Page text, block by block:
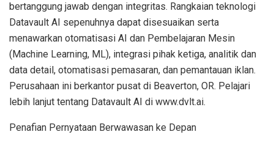
bertanggung jawab dengan integritas. Rangkaian teknologi
Datavault AI sepenuhnya dapat disesuaikan serta
menawarkan otomatisasi AI dan Pembelajaran Mesin
(Machine Learning, ML), integrasi pihak ketiga, analitik dan
data detail, otomatisasi pemasaran, dan pemantauan iklan.
Perusahaan ini berkantor pusat di Beaverton, OR. Pelajari
lebih lanjut tentang Datavault AI di www.dvlt.ai.
Penafian Pernyataan Berwawasan ke Depan